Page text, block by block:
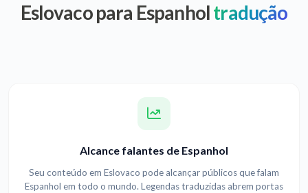
Eslovaco para Espanholtradução
Alcance falantes de Espanhol
Seu conteúdo em Eslovaco pode alcançar públicos que falam
Espanhol em todo o mundo. Legendas traduzidas abrem portas